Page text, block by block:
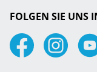
FOLGEN SIE UNS
FacebookInstagram